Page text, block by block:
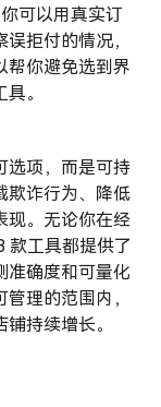
可以用真实订
拒付的情况，
帮你避免选到界
。
选项，而是可持
欺诈行为、降低
现。无论你在经
款工具都提供了
准确度和可量化
理的范围内，
持续增长。